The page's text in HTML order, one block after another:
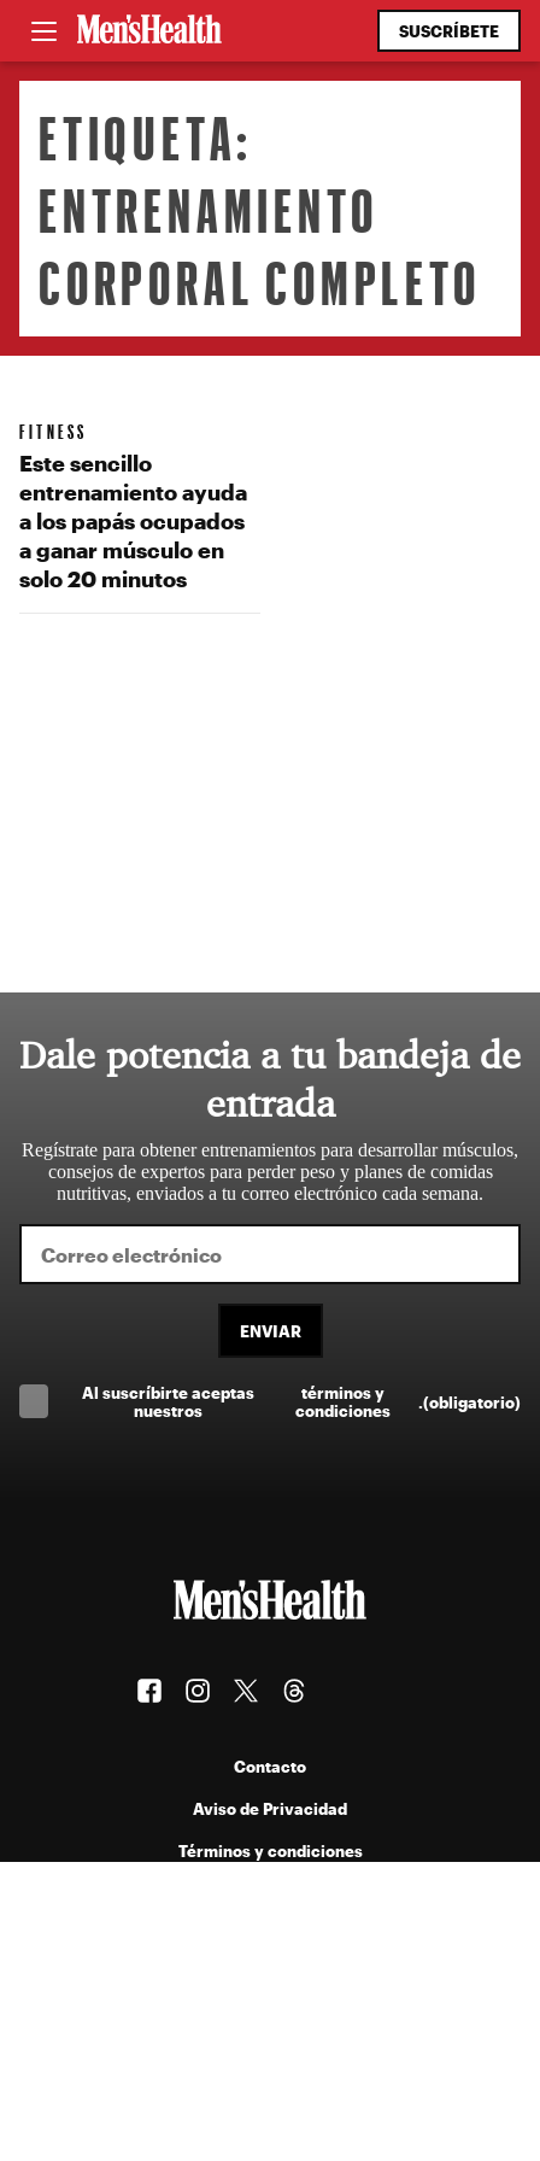
SUSCRÍBETE
ETIQUETA:
ENTRENAMIENTO
CORPORAL COMPLETO
FITNESS
Este sencillo
entrenamiento ayuda
a los papás ocupados
a ganar músculo en
solo 20 minutos
Dale potencia a tu bandeja de
entrada
Regístrate para obtener entrenamientos para desarrollar músculos,
consejos de expertos para perder peso y planes de comidas
nutritivas, enviados a tu correo electrónico cada semana.
ENVIAR
Al suscríbirte aceptas
nuestros
términos y
condiciones
(obligatorio)
Contacto
Aviso de Privacidad
Términos y condiciones